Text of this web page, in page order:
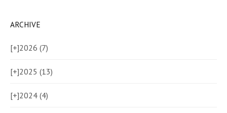
ARCHIVE
[+]2026 (7)
[+]2025 (13)
[+]2024 (4)